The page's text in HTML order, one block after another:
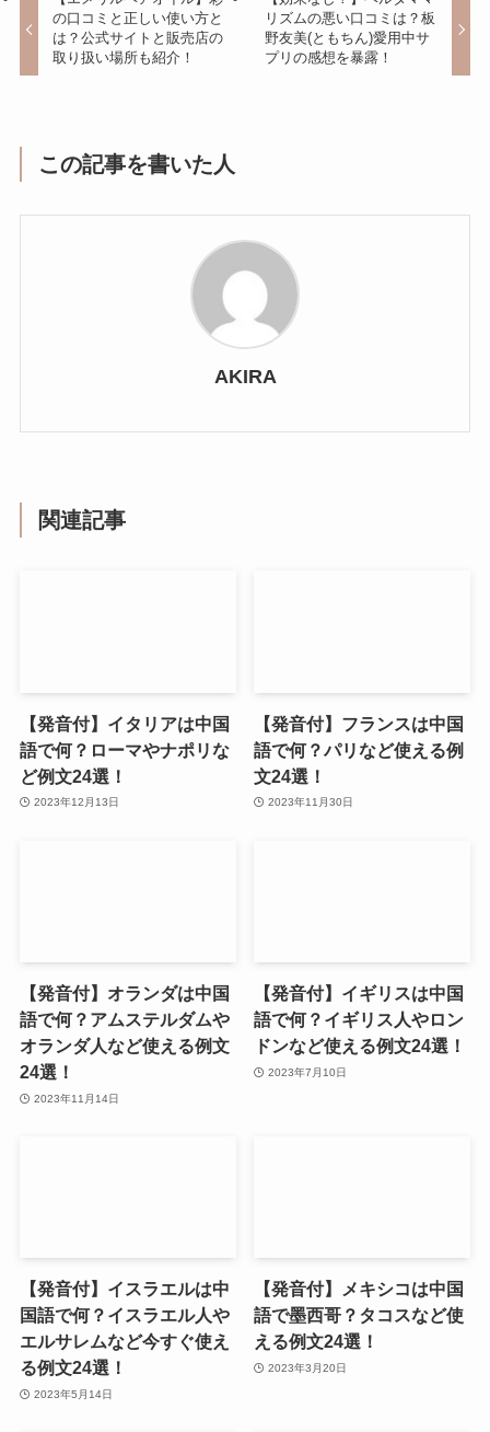
の口コミと正しい使い方と
は？公式サイトと販売店の
取り扱い場所も紹介！
リズムの悪い口コミは？板
野友美(ともちん)愛用中サ
プリの感想を暴露！
この記事を書いた人
AKIRA
関連記事
【発音付】イタリアは中国
語で何？ローマやナポリな
ど例文24選！
2023年12月13日
【発音付】フランスは中国
語で何？パリなど使える例
文24選！
2023年11月30日
【発音付】オランダは中国
語で何？アムステルダムや
オランダ人など使える例文
24選！
2023年11月14日
【発音付】イギリスは中国
語で何？イギリス人やロン
ドンなど使える例文24選！
2023年7月10日
【発音付】イスラエルは中
国語で何？イスラエル人や
エルサレムなど今すぐ使え
る例文24選！
2023年5月14日
【発音付】メキシコは中国
語で墨西哥？タコスなど使
える例文24選！
2023年3月20日